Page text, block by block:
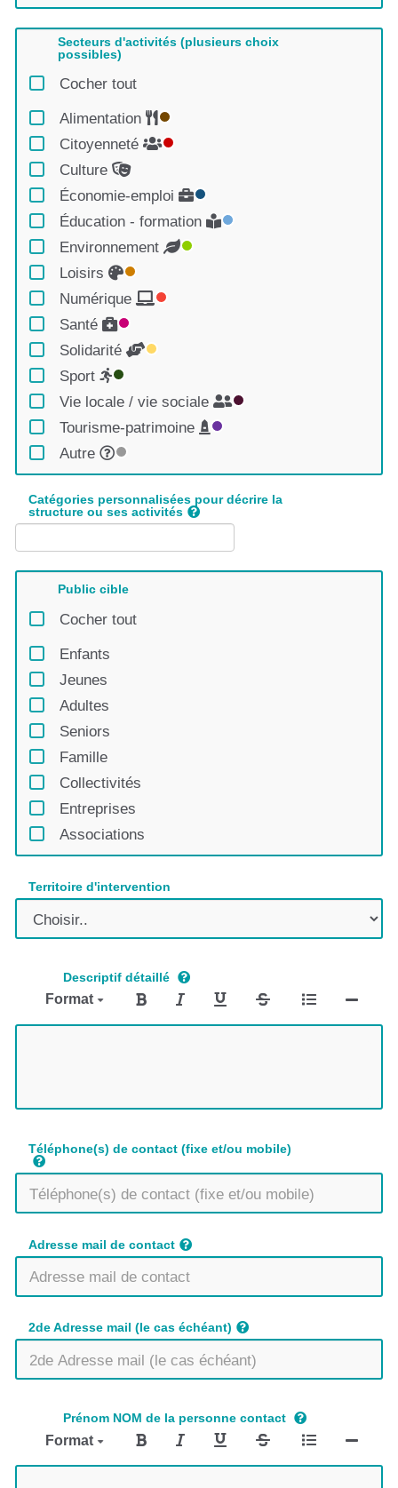
Secteurs d'activités (plusieurs choix
possibles)
Cocher tout
Alimentation
Citoyenneté
Culture
Économie-emploi
Éducation - formation
Environnement
Loisirs
Numérique
Santé
Solidarité
Sport
Vie locale / vie sociale
Tourisme-patrimoine
Autre
Catégories personnalisées pour décrire la
structure ou ses activités
Public cible
Cocher tout
Enfants
Jeunes
Adultes
Seniors
Famille
Collectivités
Entreprises
Associations
Territoire d'intervention
Descriptif détaillé
Format
Téléphone(s) de contact (fixe et/ou mobile)
Adresse mail de contact
2de Adresse mail (le cas échéant)
Prénom NOM de la personne contact
Format